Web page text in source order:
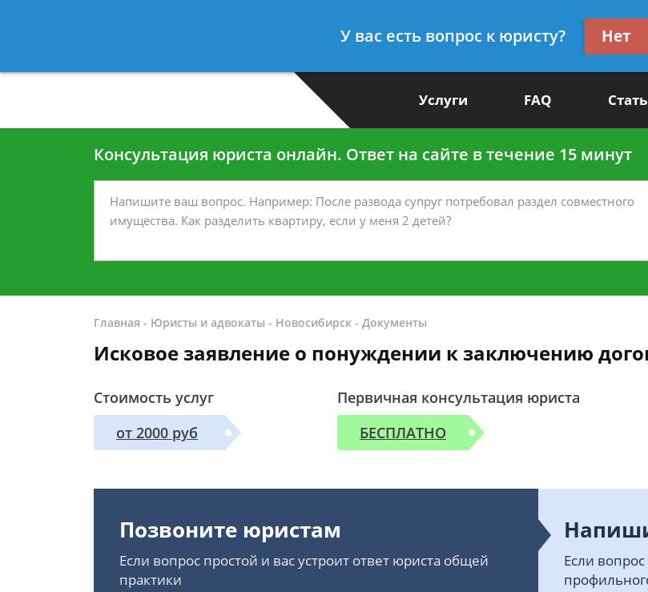
7 812-467-35-90
Услуги FAQ
Консультация юриста онлайн. Ответ на сайте в течение 15 минут
Главная - Юристы и адвокаты - Новосибирск - Документы
Исковое заявление о понуждении к заключению
Стоимость услуг
от 2000 руб
Первичная консультация юриста
БЕСПЛАТНО
Позвоните юристам
Если вопрос простой и вас устроит ответ юриста общей
практики
Если
У вас есть вопрос к юристу? Нет